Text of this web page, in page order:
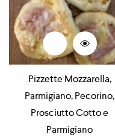
Pizzette Mozzarella,
Parmigiano, Pecorino,
Prosciutto Cotto e
Parmigiano